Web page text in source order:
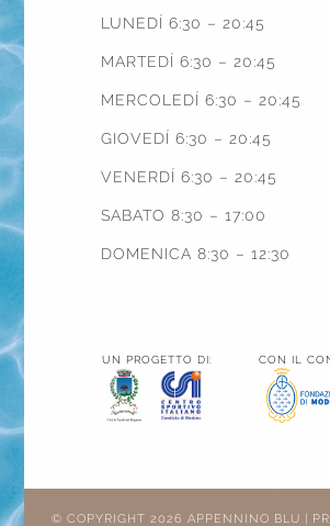
LUNEDÍ 6:30 – 20:45
MARTEDÍ 6:30 – 20:45
MERCOLEDÍ 6:30 – 20:45
GIOVEDÍ 6:30 – 20:45
VENERDÍ 6:30 – 20:45
SABATO 8:30 – 17:00
DOMENICA 8:30 – 12:30
UN PROGETTO DI: CON IL
© COPYRIGHT 2026 APPENNINO BLU |